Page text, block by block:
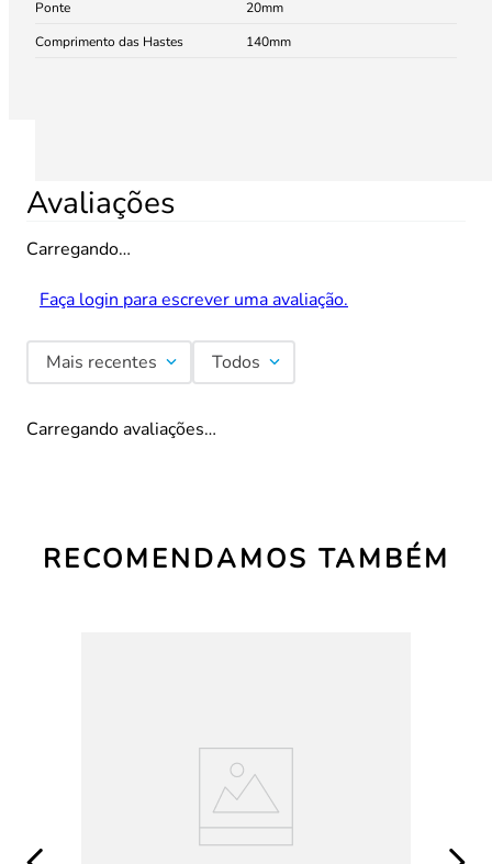
Ponte
20
Comprimento das Hastes
140
Avaliações
Carregando…
Faça login para escrever uma avaliação.
Mais recentes Todos
Carregando avaliações…
RECOMENDAMOS TAMBÉM